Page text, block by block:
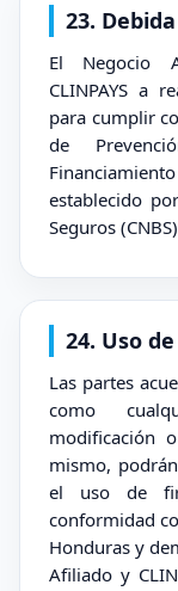
23.
El Negocio
CLINPAYS a
para cumplir
de
establecido
Seguros
24. Uso
Las partes
como
modificación
mismo,
el uso de
conformidad
Honduras y
Afiliado y